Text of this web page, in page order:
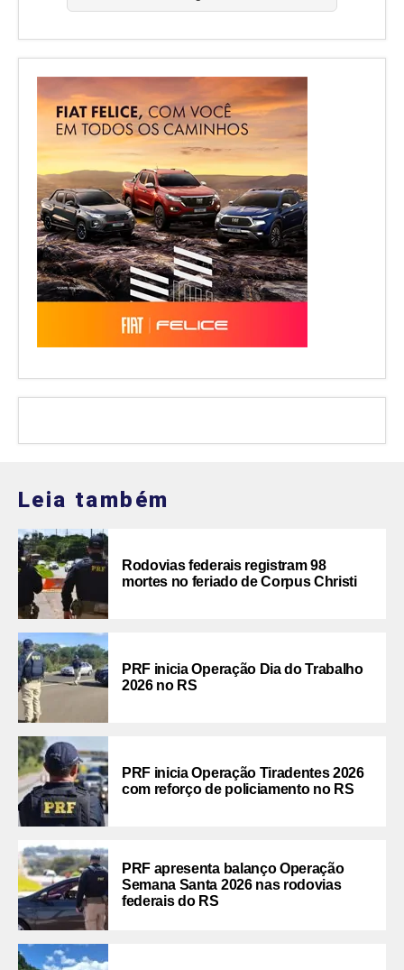
Leia também
Rodovias federais registram 98
mortes no feriado de Corpus Christi
PRF inicia Operação Dia do Trabalho
2026 no RS
PRF inicia Operação Tiradentes 2026
com reforço de policiamento no RS
PRF apresenta balanço Operação
Semana Santa 2026 nas rodovias
federais do RS